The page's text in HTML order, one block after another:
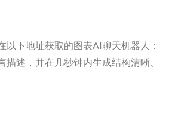
下地址获取的图表AI聊天机器人：
述，并在几秒钟内生成结构清晰、